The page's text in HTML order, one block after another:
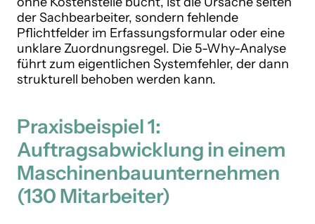
der Sachbearbeiter, sondern fehlende
Pflichtfelder im Erfassungsformular oder eine
unklare Zuordnungsregel. Die 5-Why-Analyse
führt zum eigentlichen Systemfehler, der dann
strukturell behoben werden kann.
Praxisbeispiel 1:
Auftragsabwicklung in einem
Maschinenbauunternehmen
(130 Mitarbeiter)